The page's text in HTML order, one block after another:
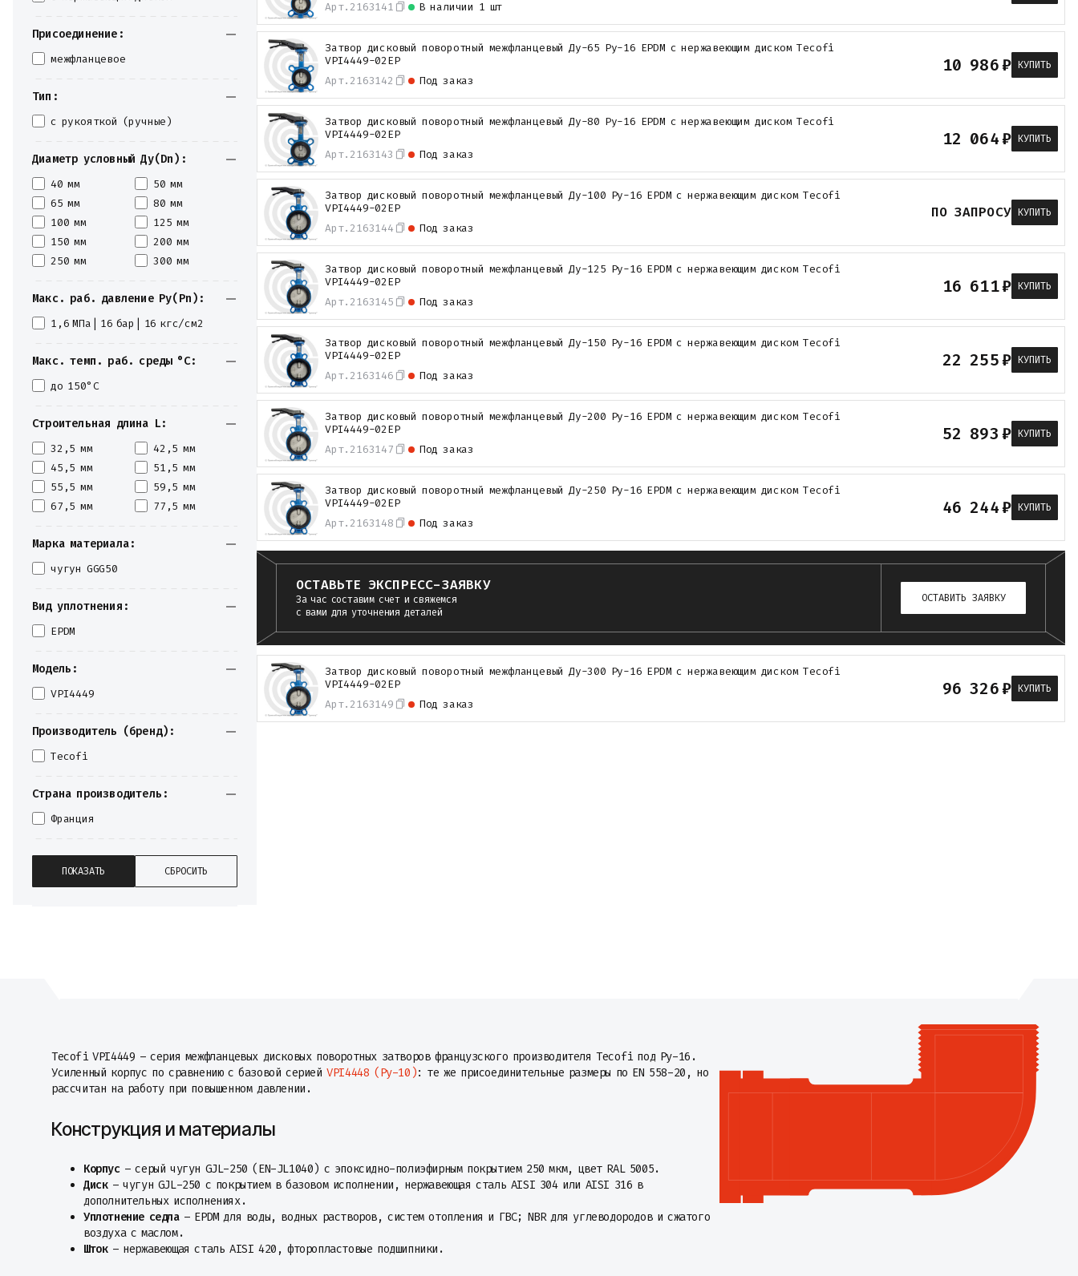
Теплоизоляция
Металлопрокат
Баки
Водомерные узлы
Присоединение:
межфланцевое
Тип:
с рукояткой (ручные)
Диаметр условный Ду(Dn):
40 мм
50 мм
65 мм
80 мм
100 мм
125 мм
150 мм
200 мм
250 мм
300 мм
Макс. раб. давление Ру(Pn):
1,6 МПа| 16 бар| 16 кгс/см2
Макс. темп. раб. среды °С:
до 150°С
Строительная длина L:
32,5 мм
42,5 мм
45,5 мм
51,5 мм
55,5 мм
59,5 мм
67,5 мм
77,5 мм
Марка материала:
чугун GGG50
Вид уплотнения:
EPDM
Модель:
VPI4449
Производитель (бренд):
Tecofi
Страна производитель:
Франция
Арт. 2163141 В наличии 1 шт
Арт. 2163142 Под заказ
Затвор дисковый поворотный межфланцевый Ду-65 Ру-16 EPDM с нержавеющим диском Tecofi
VPI4449-02EP
10 986₽ КУПИТЬ
Арт. 2163143 Под заказ
Затвор дисковый поворотный межфланцевый Ду-80 Ру-16 EPDM с нержавеющим диском Tecofi
VPI4449-02EP
12 064₽ КУПИТЬ
Арт. 2163144 Под заказ
Затвор дисковый поворотный межфланцевый Ду-100 Ру-16 EPDM с нержавеющим диском Tecofi
VPI4449-02EP
ПО ЗАПРОСУ КУПИТЬ
Арт. 2163145 Под заказ
Затвор дисковый поворотный межфланцевый Ду-125 Ру-16 EPDM с нержавеющим диском Tecofi
VPI4449-02EP
16 611₽ КУПИТЬ
Арт. 2163146 Под заказ
Затвор дисковый поворотный межфланцевый Ду-150 Ру-16 EPDM с нержавеющим диском Tecofi
VPI4449-02EP
22 255₽ КУПИТЬ
Арт. 2163147 Под заказ
Затвор дисковый поворотный межфланцевый Ду-200 Ру-16 EPDM с нержавеющим диском Tecofi
VPI4449-02EP
52 893₽ КУПИТЬ
Арт. 2163148 Под заказ
Затвор дисковый поворотный межфланцевый Ду-250 Ру-16 EPDM с нержавеющим диском Tecofi
VPI4449-02EP
46 244₽ КУПИТЬ
ОСТАВЬТЕ ЭКСПРЕСС-ЗАЯВКУ
За час составим счет и свяжемся
с вами для уточнения деталей
ОСТАВИТЬ ЗАЯВКУ
Арт. 2163149 Под заказ
Затвор дисковый поворотный межфланцевый Ду-300 Ру-16 EPDM с нержавеющим диском Tecofi
VPI4449-02EP
96 326₽ КУПИТЬ
Tecofi VPI4449 – серия межфланцевых дисковых поворотных затворов французского производителя Tecofi под Ру-16.
Усиленный корпус по сравнению с базовой сериейVPI4448 (Ру-10): те же присоединительные размеры по EN 558-20, но
рассчитан на работу при повышенном давлении.
Конструкция и материалы
Корпус – серый чугун GJL-250 (EN-JL1040) с эпоксидно-полиэфирным покрытием 250 мкм, цвет RAL 5005.
Диск– чугун GJL-250 с покрытием в базовом исполнении, нержавеющая сталь AISI 304 или AISI 316 в
дополнительных исполнениях.
Уплотнение седла– EPDM для воды, водных растворов, систем отопления и ГВС; NBR для углеводородов и сжатого
воздуха с маслом.
Шток– нержавеющая сталь AISI 420, фторопластовые подшипники.